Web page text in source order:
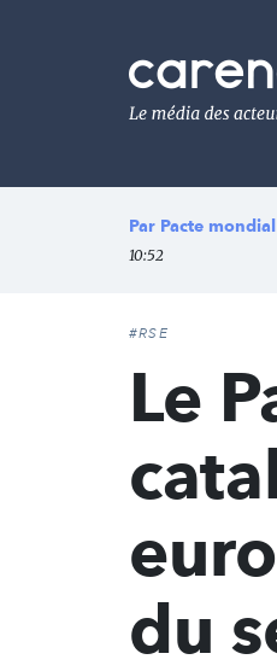
Le
média
de
l'engagement
Par Pacte
10:52
#RSE
Le
du